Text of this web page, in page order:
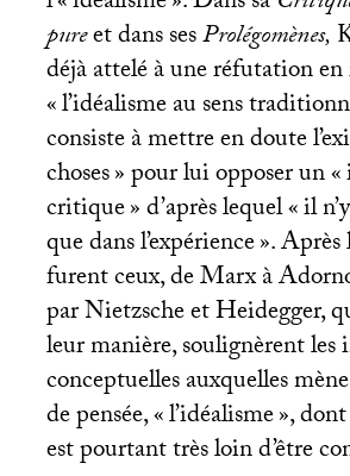
pureet dans sesProlégomènes,
déjà attelé à une réfutation en
«l’idéalisme au sens
consiste à mettre en doute
choses» pour lui opposer un «
critique» d’après lequel «il
que dans l’expérience».
furent ceux, de Marx à
par Nietzsche et Heidegger,
leur manière, soulignèrent les
conceptuelles auxquelles
de pensée, «l’idéalisme»,
est pourtant très loin d’être